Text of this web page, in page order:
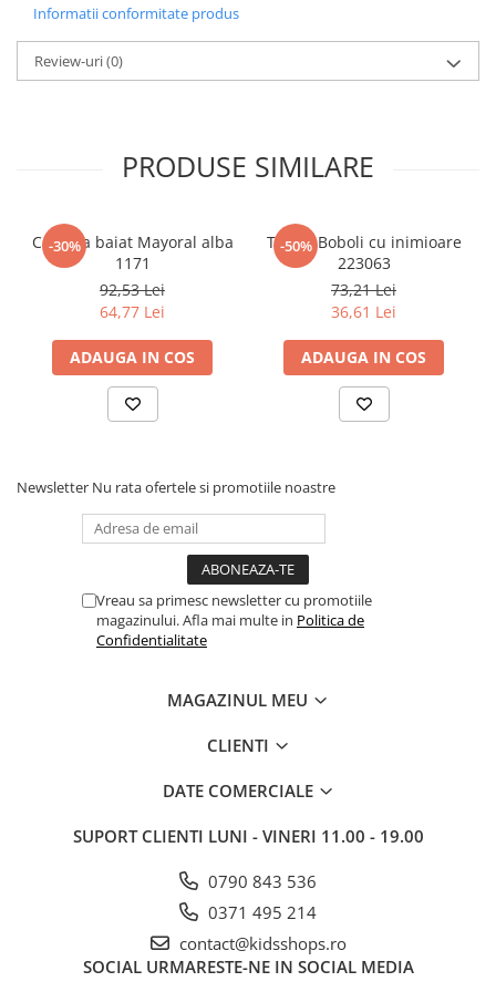
Pijamale
Rochite maneca lunga
Set tricou maneca scurta/Pantalon
Trening 2/3 piese primavara
Tricouri maneca lunga
Tricouri/bluze maneca scurta
Informatii conformitate produs
Review-uri(0)
PRODUSE SIMILARE
-30%
Camasa baiat Mayoral alba
1171
92,53 Lei
64,77 Lei
ADAUGA IN COS
-50%
Tricou Boboli cu inimioare
223063
73,21 Lei
36,61 Lei
ADAUGA IN COS
Newsletter Nu rata ofertele si promotiile noastre
Vreau sa primesc newsletter cu promotiile
magazinului. Afla mai multe in Politica de
Confidentialitate
MAGAZINUL MEU
CLIENTI
DATE COMERCIALE
SUPORT CLIENTI LUNI - VINERI 11.00 - 19.00
0790 843 536
0371 495 214
contact@kidsshops.ro
SOCIAL URMARESTE-NE IN SOCIAL MEDIA